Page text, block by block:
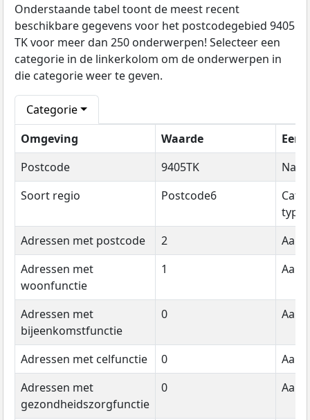
Onderstaande tabel toont de meest recent
beschikbare gegevens voor het postcodegebied 9405
TK voor meer dan 250 onderwerpen! Selecteer een
categorie in de linkerkolom om de onderwerpen in
die categorie weer te geven.
Categorie
Omgeving
Waarde
Postcode
9405TK
Soort regio
Postcode6
type
Adressen met postcode
2
Adressen met
woonfunctie
1
Adressen met
bijeenkomstfunctie
0
Adressen met celfunctie 0
Adressen met
gezondheidszorgfunctie
0